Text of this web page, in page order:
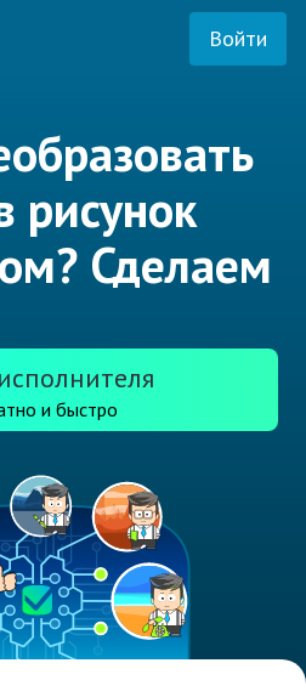
Войти
рисунок
Сделаем
и быстро